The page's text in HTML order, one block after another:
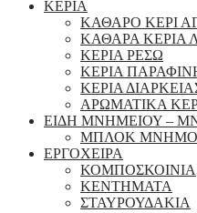
ΚΕΡΙΑ
ΚΑΘΑΡΟ ΚΕΡΙ
ΚΑΘΑΡΑ ΚΕΡΙΑ
ΚΕΡΙΑ ΡΕΣΩ
ΚΕΡΙΑ
ΚΕΡΙΑ
ΑΡΩΜΑΤΙΚΑ
ΕΙΔΗ ΜΝΗΜΕΙΟΥ –
ΜΠΛΟΚ
ΕΡΓΟΧΕΙΡΑ
ΚΟΜΠΟΣΚΟΙΝΙΑ
ΚΕΝΤΗΜΑΤΑ
ΣΤΑΥΡΟΥΔΑΚΙΑ